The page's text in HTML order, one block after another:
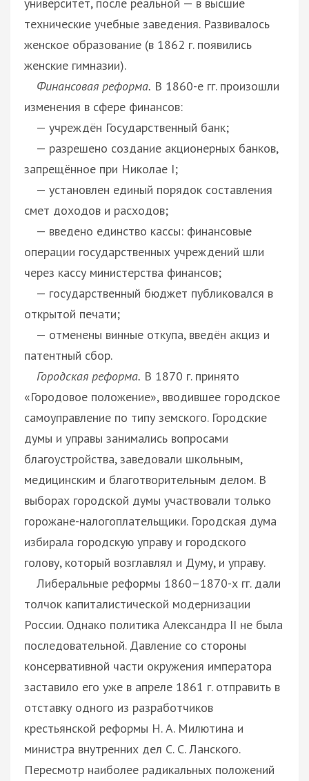
технические учебные заведения. Развивалось
женское образование (в 1862 г. появились
женские гимназии).
Финансовая реформа. В 1860-е гг. произошли
изменения в сфере финансов:
— учреждён Государственный банк;
— разрешено создание акционерных банков,
запрещённое при Николае I;
— установлен единый порядок составления
смет доходов и расходов;
— введено единство кассы: финансовые
операции государственных учреждений шли
через кассу министерства финансов;
— государственный бюджет публиковался в
открытой печати;
— отменены винные откупа, введён акциз и
патентный сбор.
Городская реформа. В 1870 г. принято
«Городовое положение», вводившее городское
самоуправление по типу земского. Городские
думы и управы занимались вопросами
благоустройства, заведовали школьным,
медицинским и благотворительным делом. В
выборах городской думы участвовали только
горожане-налогоплательщики. Городская дума
избирала городскую управу и городского
голову, который возглавлял и Думу, и управу.
Либеральные реформы 1860–1870-х гг. дали
толчок капиталистической модернизации
России. Однако политика Александра II не была
последовательной. Давление со стороны
консервативной части окружения императора
заставило его уже в апреле 1861 г. отправить в
отставку одного из разработчиков
крестьянской реформы Н. А. Милютина и
министра внутренних дел С. С. Ланского.
Пересмотр наиболее радикальных положений